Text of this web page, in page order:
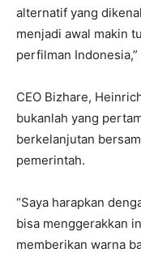
alternatif yang
menjadi awal makin
perfilman
CEO Bizhare,
bukanlah yang
berkelanjutan
pemerintah.
“Saya harapkan
bisa menggerakkan
memberikan warna